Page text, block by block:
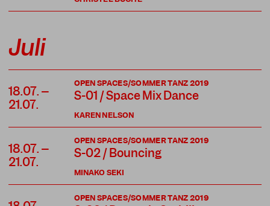
Juli
18.07. –
21.07.
KAREN NELSON
OPEN SPACES/SOMMER TANZ 2019
S-01 / Space Mix Dance
18.07. –
21.07.
MINAKO SEKI
OPEN SPACES/SOMMER TANZ 2019
S-02 / Bouncing
OPEN SPACES/SOMMER TANZ 2019